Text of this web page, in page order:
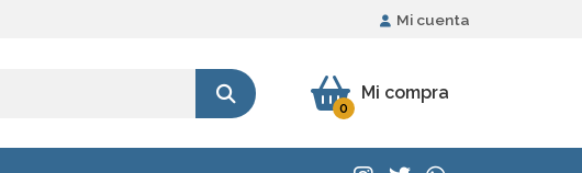
Mi cuenta
Mi compra
0